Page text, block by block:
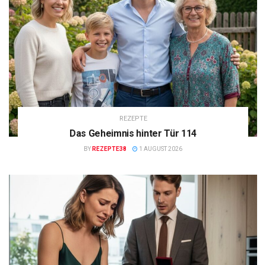
REZEPTE
Das Geheimnis hinter Tür 114
BY REZEPTE38 1 AUGUST 2026